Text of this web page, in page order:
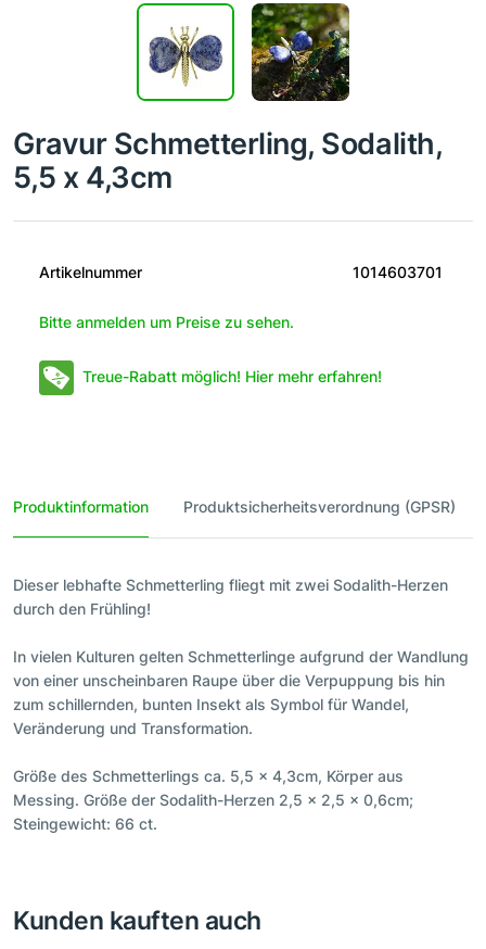
Gravur Schmetterling, Sodalith,
5,5 x 4,3cm
Artikelnummer 1014603701
Bitte anmelden um Preise zu sehen.
Treue-Rabatt möglich! Hier mehr erfahren!
Produktinformation Produktsicherheitsverordnung (GPSR)
Dieser lebhafte Schmetterling fliegt mit zwei Sodalith-Herzen
durch den Frühling!
In vielen Kulturen gelten Schmetterlinge aufgrund der Wandlung
von einer unscheinbaren Raupe über die Verpuppung bis hin
zum schillernden, bunten Insekt als Symbol für Wandel,
Veränderung und Transformation.
Größe des Schmetterlings ca. 5,5 x 4,3cm, Körper aus
Messing. Größe der Sodalith-Herzen 2,5 x 2,5 x 0,6cm;
Steingewicht: 66 ct.
Kunden kauften auch